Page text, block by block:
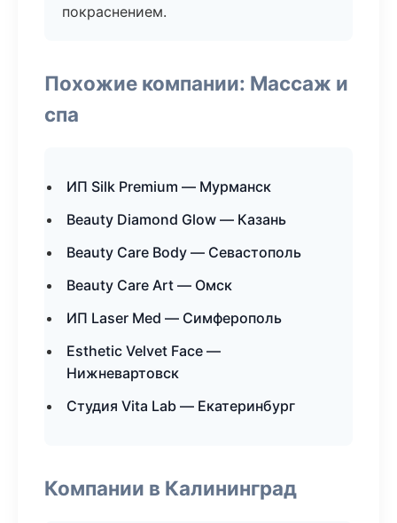
покраснением.
Похожие компании: Массаж и
спа
ИП Silk Premium — Мурманск
Beauty Diamond Glow — Казань
Beauty Care Body — Севастополь
Beauty Care Art — Омск
ИП Laser Med — Симферополь
Esthetic Velvet Face —
Нижневартовск
Студия Vita Lab — Екатеринбург
Компании в Калининград